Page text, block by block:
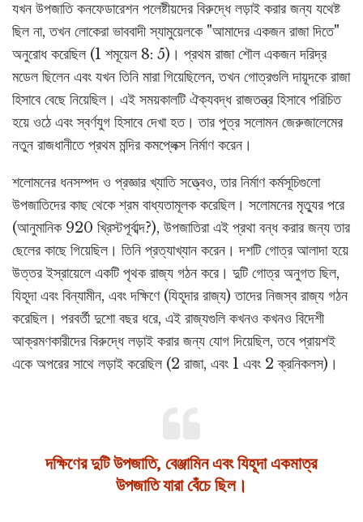
যখন উপজাতি কনফেডারেশন পলেষ্টীয়দের বিরুদ্ধে লড়াই করার জন্য যথেষ্ট
ছিল না, তখন লোকেরা ভাববাদী স্যামুয়েলকে "আমাদের একজন রাজা দিতে"
অনুরোধ করেছিল (1 শমূয়েল 8: 5)। প্রথম রাজা শৌল একজন দরিদ্র
মডেল ছিলেন এবং যখন তিনি মারা গিয়েছিলেন, তখন গোত্রগুলি দায়ূদকে রাজা
হিসাবে বেছে নিয়েছিল। এই সময়কালটি ঐক্যবদ্ধ রাজতন্ত্র হিসাবে পরিচিত
হয়ে ওঠে এবং স্বর্ণযুগ হিসাবে দেখা হত। তার পুত্র সলোমন জেরুজালেমের
নতুন রাজধানীতে প্রথম মন্দির কমপ্লেক্স নির্মাণ করেন।
শলোমনের ধনসম্পদ ও প্রজ্ঞার খ্যাতি সত্ত্বেও, তার নির্মাণ কর্মসূচিগুলো
উপজাতিদের কাছ থেকে শ্রম বাধ্যতামূলক করেছিল। সলোমনের মৃত্যুর পরে
(আনুমানিক 920 খ্রিস্টপূর্বাব্দ?), উপজাতিরা এই প্রথা বন্ধ করার জন্য তার
ছেলের কাছে গিয়েছিল। তিনি প্রত্যাখ্যান করেন। দশটি গোত্র আলাদা হয়ে
উত্তর ইস্রায়েলে একটি পৃথক রাজ্য গঠন করে। দুটি গোত্র অনুগত ছিল,
যিহূদা এবং বিন্যামীন, এবং দক্ষিণে (যিহূদার রাজ্য) তাদের নিজস্ব রাজ্য গঠন
করেছিল। পরবর্তী দুশো বছর ধরে, এই রাজ্যগুলি কখনও কখনও বিদেশী
আক্রমণকারীদের বিরুদ্ধে লড়াই করার জন্য যোগ দিয়েছিল, তবে প্রায়শই
একে অপরের সাথে লড়াই করেছিল (2 রাজা, এবং 1 এবং 2 ক্রনিকলস)।
দক্ষিণের দুটি উপজাতি, বেঞ্জামিন এবং যিহূদা একমাত্র
উপজাতি যারা বেঁচে ছিল।